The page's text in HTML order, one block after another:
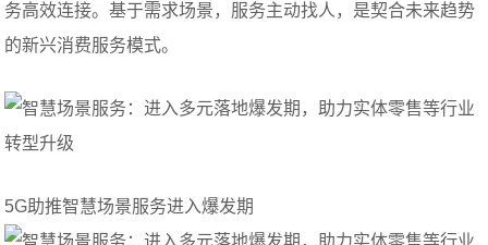
务高效连接。基于需求场景，服务主动找人，是契合未来趋势
的新兴消费服务模式。
5G助推智慧场景服务进入爆发期